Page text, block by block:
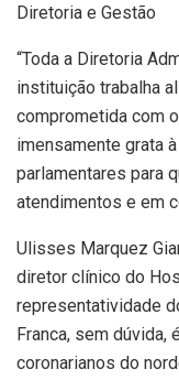
Diretoria e Gestão
“Toda a Diretoria
instituição trabalha
comprometida com
imensamente grata
parlamentares para
atendimentos e em
Ulisses Marquez
diretor clínico do
representatividade
Franca, sem
coronarianos do